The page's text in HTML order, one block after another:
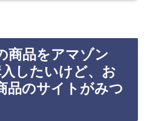
商品をアマゾン
したいけど、お
品のサイトがみつ